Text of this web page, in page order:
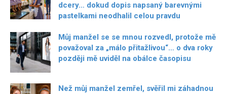
dcery… dokud dopis napsaný barevnými
pastelkami neodhalil celou pravdu
Můj manžel se se mnou rozvedl, protože mě
považoval za „málo přitažlivou“… o dva roky
později mě uviděl na obálce časopisu
Než můj manžel zemřel, svěřil mi záhadnou